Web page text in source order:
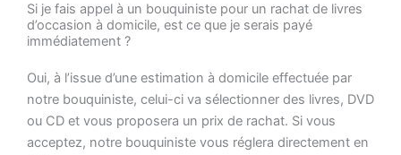
Si je fais appel à un bouquiniste pour un rachat de livres
d’occasion à domicile, est ce que je serais payé
immédiatement ?
Oui, à l’issue d’une estimation à domicile effectuée par
notre bouquiniste, celui-ci va sélectionner des livres, DVD
ou CD et vous proposera un prix de rachat. Si vous
acceptez, notre bouquiniste vous réglera directement en